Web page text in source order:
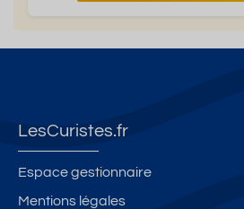
LesCuristes.fr
Espace gestionnaire
Mentions légales